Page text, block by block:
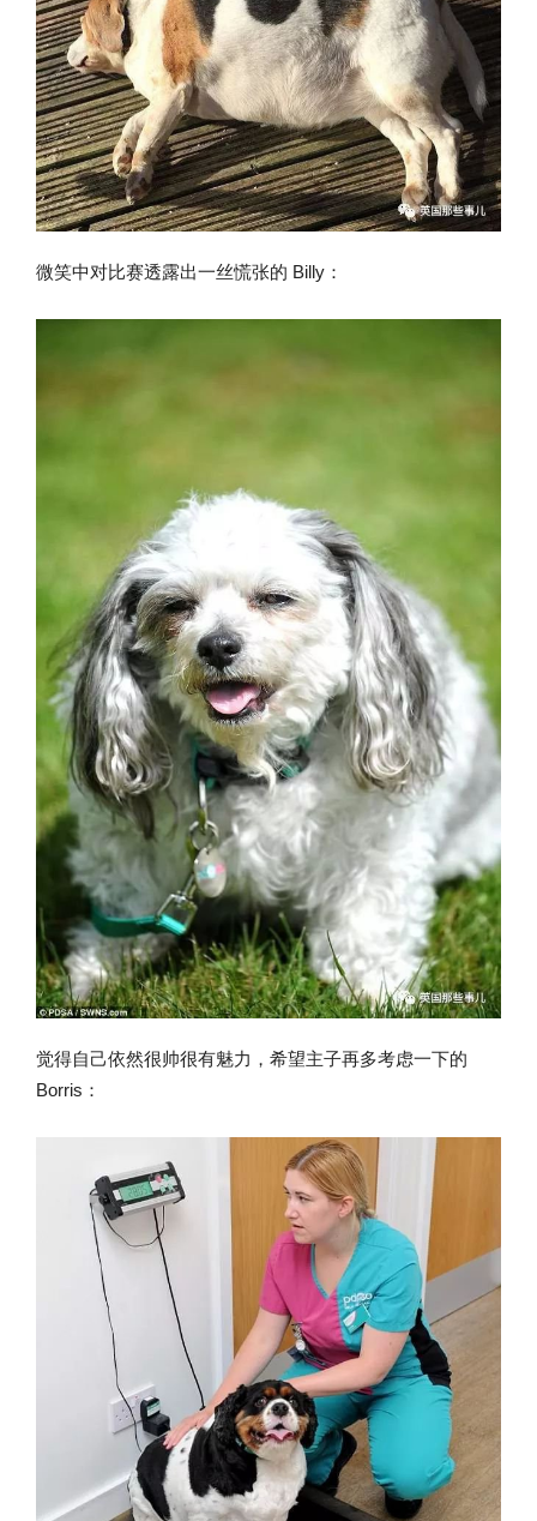
微笑中对比赛透露出一丝慌张的 Billy：
觉得自己依然很帅很有魅力，希望主子再多考虑一下的
Borris：